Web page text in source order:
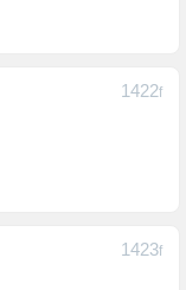
1422F
1423F